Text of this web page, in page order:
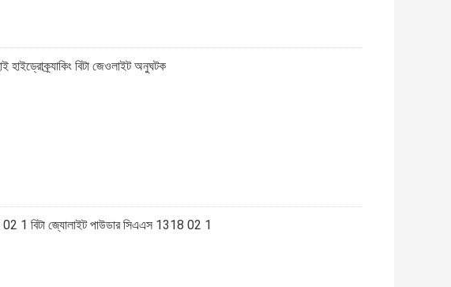
বিটা জেওলাইট অনুঘটক
1 বিটা জ্যোলাইট পাউডার সিএএস 1318 02 1